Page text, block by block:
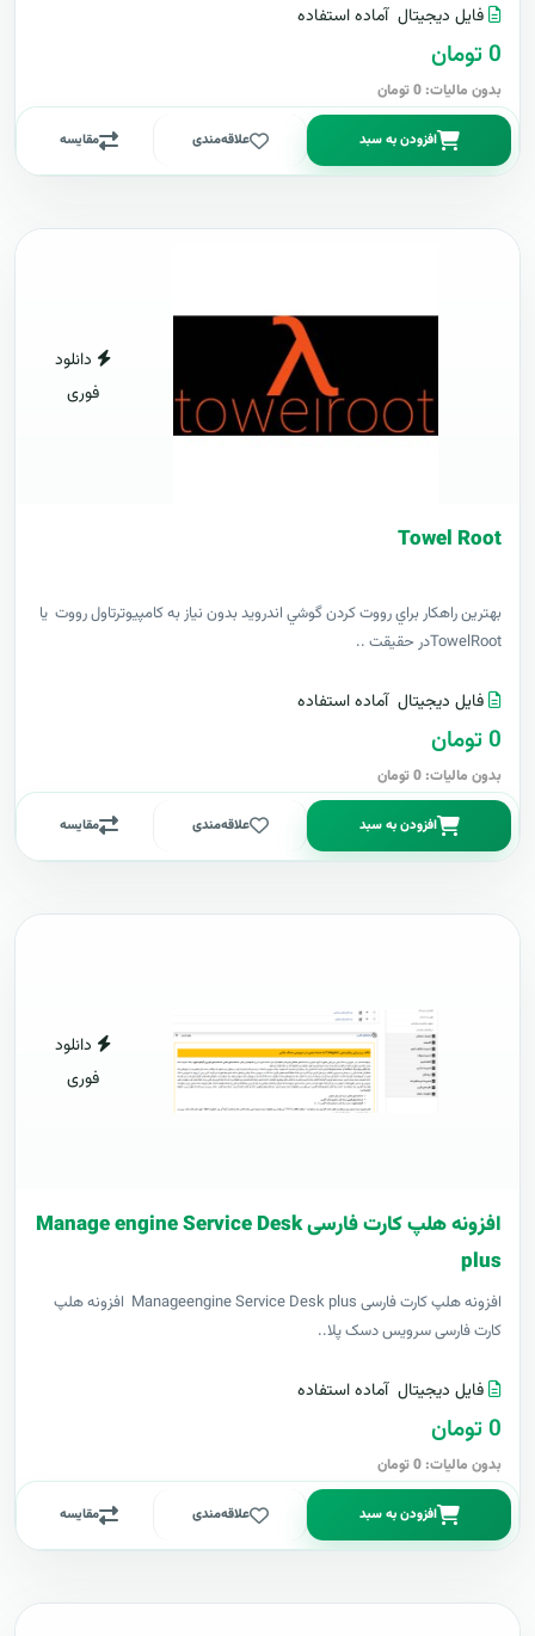
فایل دیجیتال آماده استفاده
0 تومان
بدون مالیات: 0 تومان
افزودن به سبد علاقه‌مندی مقایسه
دانلود
فوری
Towel Root
بهترين راهکار براي رووت کردن گوشي اندرويد بدون نياز به کامپيوترتاول رووت يا
TowelRootدر حقيقت ..
فایل دیجیتال آماده استفاده
0 تومان
بدون مالیات: 0 تومان
افزودن به سبد علاقه‌مندی مقایسه
دانلود
فوری
افزونه هلپ کارت فارسی Manage engine Service Desk
plus
افزونه هلپ کارت فارسی Manageengine Service Desk plus افزونه هلپ
کارت فارسی سرویس دسک پلا..
فایل دیجیتال آماده استفاده
0 تومان
بدون مالیات: 0 تومان
افزودن به سبد علاقه‌مندی مقایسه